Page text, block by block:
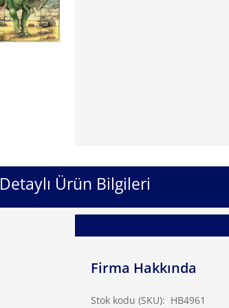
Detaylı Ürün Bilgileri
Firma Hakkında
Stok kodu (SKU): HB4961